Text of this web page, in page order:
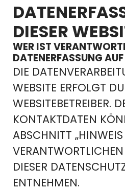
DIESER
WER IST
DATENERFASSUNG
DIE
WEBSITE ERFOLGT
WEBSITEBETREIBER.
KONTAKTDATEN
ABSCHNITT „HINWEIS
VERANTWORTLICHEN
DIESER
ENTNEHMEN.